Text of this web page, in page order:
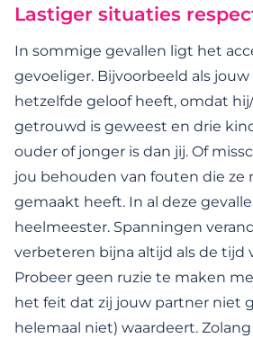
Lastiger situaties
In sommige gevallen ligt het
gevoeliger. Bijvoorbeeld als
hetzelfde geloof heeft, omdat
getrouwd is geweest en drie
ouder of jonger is dan jij. Of
jou behouden van fouten die ze
gemaakt heeft. In al deze
heelmeester. Spanningen
verbeteren bijna altijd als de tijd
Probeer geen ruzie te maken
het feit dat zij jouw partner niet
helemaal niet) waardeert.